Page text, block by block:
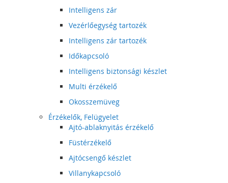
Intelligens zár
Vezérlőegység tartozék
Intelligens zár tartozék
Időkapcsoló
Intelligens biztonsági készlet
Multi érzékelő
Okosszemüveg
Érzékelők, Felügyelet
Ajtó-ablaknyitás érzékelő
Füstérzékelő
Ajtócsengő készlet
Villanykapcsoló